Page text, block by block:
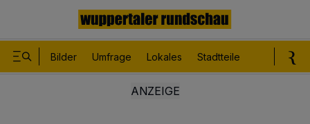
Bilder Umfrage Lokales Stadtteile